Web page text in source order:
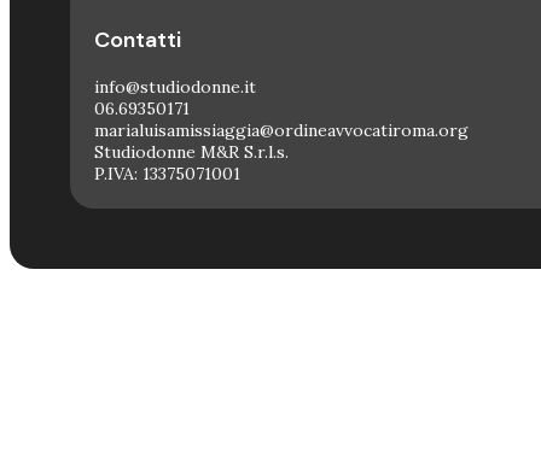
Contatti
info@studiodonne.it
06.69350171
marialuisamissiaggia@ordineavvocatiroma.org
Studiodonne M&R S.r.l.s.
P.IVA: 13375071001